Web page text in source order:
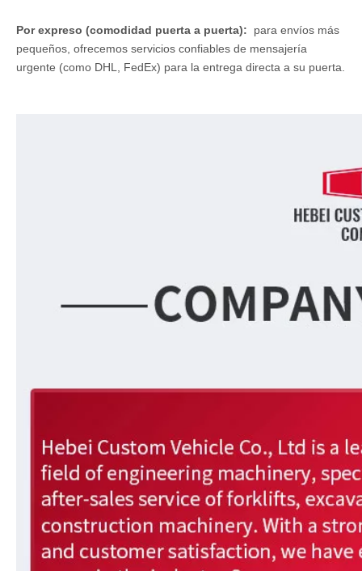
Por expreso (comodidad puerta a puerta):
para envíos más
pequeños, ofrecemos servicios confiables de mensajería
urgente (como DHL, FedEx) para la entrega directa a su puerta.